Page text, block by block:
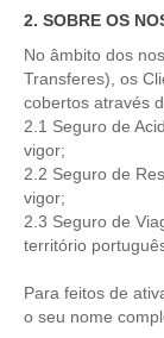
Fátima e Ourém
Évora
Évora e Monsaraz
Évora e Arraiolos
Tomar
O Tesouro dos
Castelos
Tours meio dia
Tour de meio-dia
2. SOBRE OS
No âmbito dos
Transferes), os
cobertos através
2.1 Seguro de
vigor;
2.2 Seguro de
vigor;
2.3 Seguro de
território
Para feitos de
o seu nome